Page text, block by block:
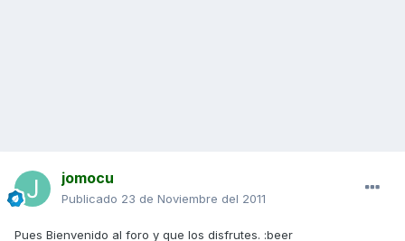
jomocu
Publicado 23 de Noviembre del 2011
Pues Bienvenido al foro y que los disfrutes. :beer